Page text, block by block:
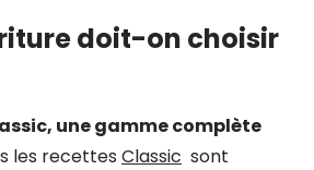
doit-on choisir
une gamme complète
les recettes Classic sont